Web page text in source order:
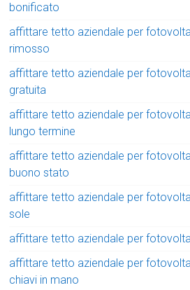
bonificato
affittare tetto aziendale per
rimosso
affittare tetto aziendale per
gratuita
affittare tetto aziendale per
lungo termine
affittare tetto aziendale per
buono stato
affittare tetto aziendale per
sole
affittare tetto aziendale per
affittare tetto aziendale per
chiavi in mano